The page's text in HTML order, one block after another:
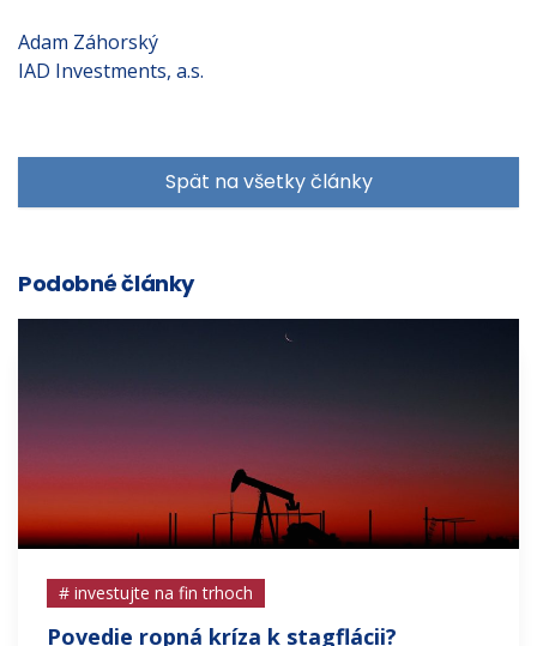
Adam Záhorský
IAD Investments, a.s.
Spät na všetky články
Podobné články
# investujte na fin trhoch
Povedie ropná kríza k stagflácii?